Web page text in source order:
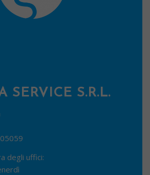
SERVICE S.R.L.
degli uffici: